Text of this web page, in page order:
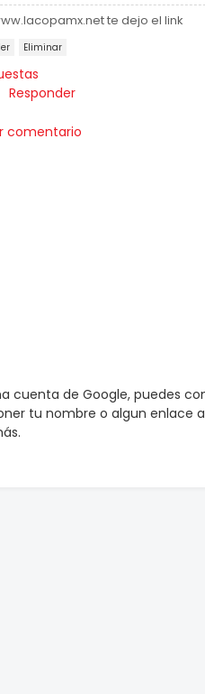
te dejo el link
Eliminar
Responder
comentario
cuenta de Google, puedes
tu nombre o algun enlace